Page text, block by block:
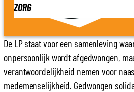
ZORG
De LP staat voor een samenleving
onpersoonlijk wordt afgedwongen,
verantwoordelijkheid nemen voor
medemenselijkheid. Gedwongen